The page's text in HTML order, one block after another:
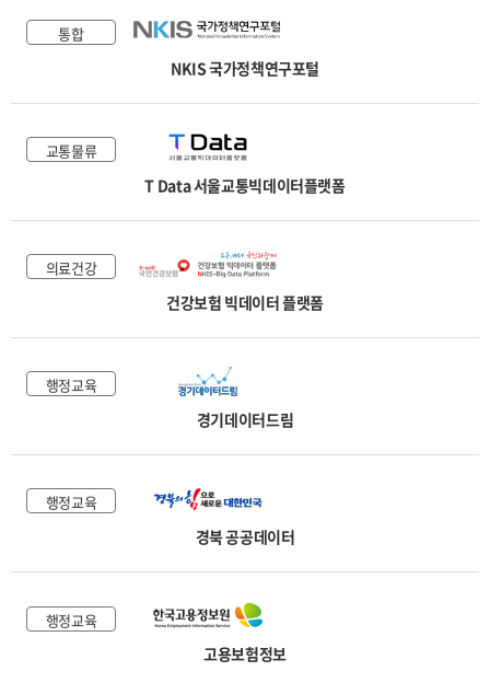
통합
NKIS 국가정책연구포털
교통물류
T Data 서울교통빅데이터플랫폼
의료건강
건강보험 빅데이터 플랫폼
행정교육
경기데이터드림
행정교육
경북 공공데이터
행정교육
고용보험정보